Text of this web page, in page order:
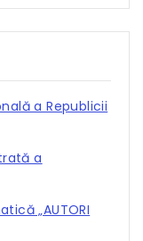
a Republicii
a
„AUTORI